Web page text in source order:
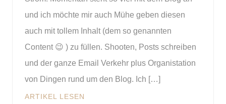
und ich möchte mir auch Mühe geben diesen
auch mit tollem Inhalt (dem so genannten
Content 😉 ) zu füllen. Shooten, Posts schreiben
und der ganze Email Verkehr plus Organistation
von Dingen rund um den Blog. Ich […]
ARTIKEL LESEN